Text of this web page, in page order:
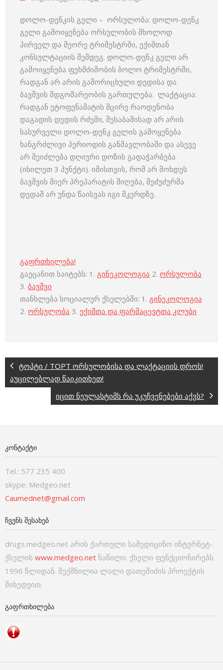
დოლო-დენკის გელი – ორსულობა: დოლო-დენკ
გელი გამოიყენება ორსულობის მხოლოდ
პირველ და მეორე ტრიმესტრში, ექიმთან
კონსულტაციის შემდეგ. დოლო-დენკ გელი არ
გამოიყენება ფეხმძიმობის ბოლო ტრიმესტრში,
რადგან არ არის გამორიცხული დედისა და
ბავშვის მდგომარეობის გართულება. ლაქტაცია:
რადგან ეტოფენამატის მცირე რაოდენობა
დაგადის დედის რძეში, შესაბამისად არ არის
სასურველი დოლო-დენკ გელის გამოყენება
ხანგრძლივი პერიოდის განმავლობაში და ასევე
არ შეიძლება დღიური დოზის გადაჭარბება
(იხილეთ 3 პუნქტი). იმისთვის, რომ არ მოხდეს
ბავშვის მიერ პრეპარატის მიღება, მეძუძურმა
დედამ არ უნდა წაისვას იგი მკერდზე.
გაფრთხილება!
გაეცანით საიტებს: 1. გინეკოლოგია 2. ორსულობა
3. ბავშვი
თანხლება სოციალურ ქსელებში: 1. გინეკოლოგია
2. ორსულობა 3. ექიმთა და ფარმაცევტთა კლუბი
ტოპტი / TOPT ორსულობისა და ლაქტაციის დროს!
აუცილებლად წაიკითხეთ!
იცით ნეულასტიმს რა უკუჩვენებები აქვს?
ᲙᲝᲜᲢᲐᲥᲢᲘ
Tel.: 577 235 400
skype: Medgeo.net
Caumednet@gmail.com
ᲩᲕᲔᲜᲡ ᲨᲔᲡᲐᲮᲔᲑ
drugs.medgeo.net არის ქართული სამედიცინო ინტერნეტ-
ქსელის www.medgeo.net ნაწილი. ქსელი ფუნქციონირებს
1996 წლიდან. შექმნილია ლალი დათეშიძის პროექტის
მიხედვით.
ᲒᲐᲤᲠᲗᲮᲘᲚᲔᲑᲐ